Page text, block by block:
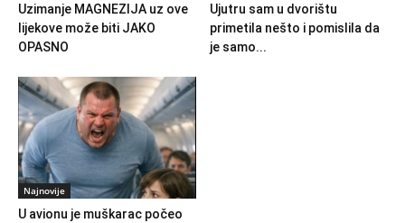
Uzimanje MAGNEZIJA uz ove
lijekove može biti JAKO
OPASNO
Ujutru sam u dvorištu
primetila nešto i pomislila da
je samo...
Najnovije
U avionu je muškarac počeo